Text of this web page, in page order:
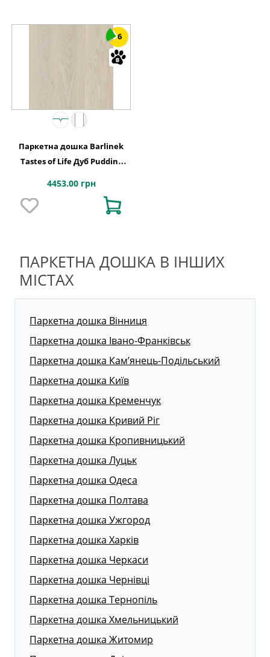
6
Паркетна дошка Barlinek
Tastes of Life Дуб Pudding
4453.00 грн
ПАРКЕТНА ДОШКА В ІНШИХ
МІСТАХ
Паркетна дошка Вінниця
Паркетна дошка Івано-Франківськ
Паркетна дошка Кам’янець-Подільський
Паркетна дошка Київ
Паркетна дошка Кременчук
Паркетна дошка Кривий Ріг
Паркетна дошка Кропивницький
Паркетна дошка Луцьк
Паркетна дошка Одеса
Паркетна дошка Полтава
Паркетна дошка Ужгород
Паркетна дошка Харків
Паркетна дошка Черкаси
Паркетна дошка Чернівці
Паркетна дошка Тернопіль
Паркетна дошка Хмельницький
Паркетна дошка Житомир